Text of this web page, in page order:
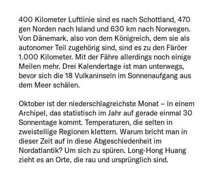
400 Kilometer Luftlinie sind es nach Schottland, 470
gen Norden nach Island und 630 km nach Norwegen.
Von Dänemark, also von dem Königreich, dem sie als
autonomer Teil zugehörig sind, sind es zu den Färöer
1.000 Kilometer. Mit der Fähre allerdings noch einige
Meilen mehr. Drei Kalendertage ist man unterwegs,
bevor sich die 18 Vulkaninseln im Sonnenaufgang aus
dem Meer schälen.
Oktober ist der niederschlagreichste Monat – in einem
Archipel, das statistisch im Jahr auf gerade einmal 30
Sonnentage kommt. Temperaturen, die selten in
zweistellige Regionen klettern. Warum bricht man in
dieser Zeit auf in diese Abgeschiedenheit im
Nordatlantik? Um sich zu spüren. Long-Hong Huang
zieht es an Orte, die rau und ursprünglich sind.